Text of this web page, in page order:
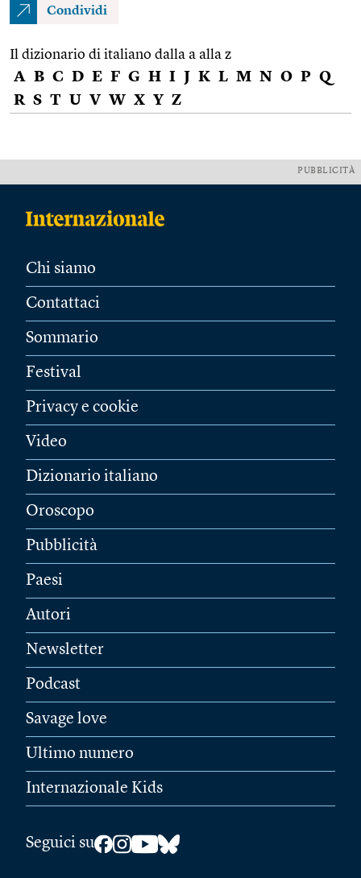
Condividi
Il dizionario di italiano dalla a alla z
A B C D E F G H I J K L M N O P Q
R S T U V W X Y Z
PUBBLICITÀ
Chi siamo
Contattaci
Sommario
Festival
Privacy e cookie
Video
Dizionario italiano
Oroscopo
Pubblicità
Paesi
Autori
Newsletter
Podcast
Savage love
Ultimo numero
Internazionale Kids
Seguici su